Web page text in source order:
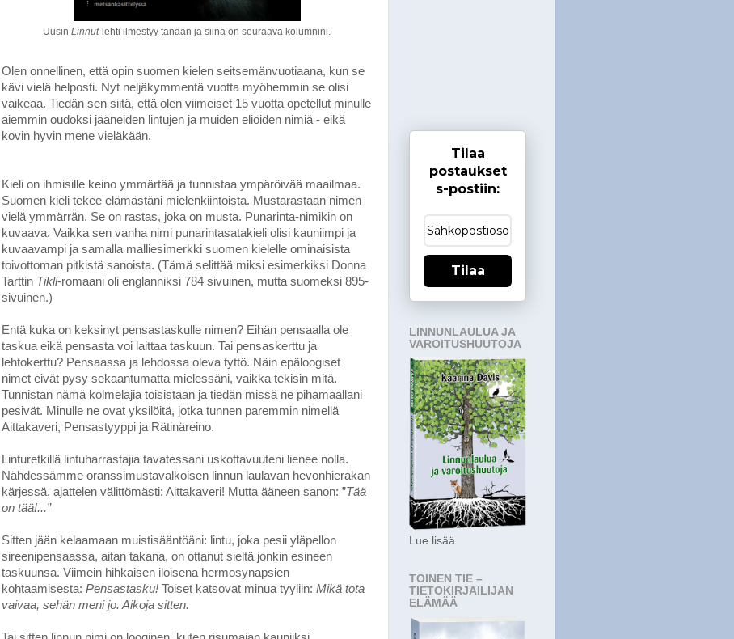
Uusin Linnut-lehti ilmestyy tänään ja siinä on seuraava kolumnini.
Olen onnellinen, että opin suomen kielen seitsemänvuotiaana, kun se
kävi vielä helposti. Nyt neljäkymmentä vuotta myöhemmin se olisi
vaikeaa. Tiedän sen siitä, että olen viimeiset 15 vuotta opetellut minulle
aiemmin oudoksi jääneiden lintujen ja muiden eliöiden nimiä - eikä
kovin hyvin mene vieläkään.
Kieli on ihmisille keino ymmärtää ja tunnistaa ympäröivää maailmaa.
Suomen kieli tekee elämästäni mielenkiintoista. Mustarastaan nimen
vielä ymmärrän. Se on rastas, joka on musta. Punarinta-nimikin on
kuvaava. Vaikka sen vanha nimi punarintasatakieli olisi kauniimpi ja
kuvaavampi ja samalla malliesimerkki suomen kielelle ominaisista
toivottoman pitkistä sanoista. (Tämä selittää miksi esimerkiksi Donna
Tarttin Tikli-romaani oli englanniksi 784 sivuinen, mutta suomeksi 895-
sivuinen.)
Entä kuka on keksinyt pensastaskulle nimen? Eihän pensaalla ole
taskua eikä pensasta voi laittaa taskuun. Tai pensaskerttu ja
lehtokerttu? Pensaassa ja lehdossa oleva tyttö. Näin epäloogiset
nimet eivät pysy sekaantumatta mielessäni, vaikka tekisin mitä.
Tunnistan nämä kolmelajia toisistaan ja tiedän missä ne pihamaallani
pesivät. Minulle ne ovat yksilöitä, jotka tunnen paremmin nimellä
Aittakaveri, Pensastyyppi ja Rätinäreino.
Linturetkillä lintuharrastajia tavatessani uskottavuuteni lienee nolla.
Nähdessämme oranssimustavalkoisen linnun laulavan hevonhierakan
kärjessä, ajattelen välittömästi: Aittakaveri! Mutta ääneen sanon: ”Tää
on tää!...”
Sitten jään kelaamaan muistisääntöäni: lintu, joka pesii yläpellon
sireenipensaassa, aitan takana, on ottanut sieltä jonkin esineen
taskuunsa. Viimein hihkaisen iloisena hermosynapsien
kohtaamisesta: Pensastasku! Toiset katsovat minua tyyliin: Mikä tota
vaivaa, sehän meni jo. Aikoja sitten.
Tilaa
postaukset
s-postiin:
Tilaa
LINNUNLAULUA JA
VAROITUSHUUTOJA
Lue lisää
TOINEN TIE –
TIETOKIRJAILIJAN
ELÄMÄÄ